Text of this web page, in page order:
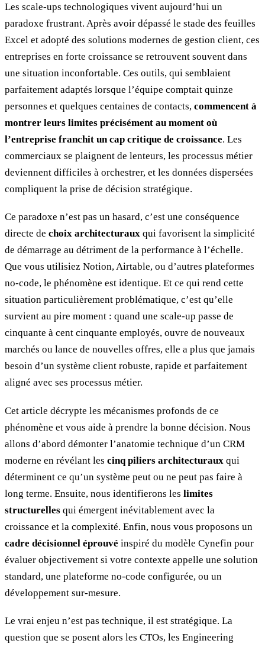
Les scale-ups technologiques vivent aujourd’hui un
paradoxe frustrant. Après avoir dépassé le stade des feuilles
Excel et adopté des solutions modernes de gestion client, ces
entreprises en forte croissance se retrouvent souvent dans
une situation inconfortable. Ces outils, qui semblaient
parfaitement adaptés lorsque l’équipe comptait quinze
personnes et quelques centaines de contacts, commencent à
montrer leurs limites précisément au moment où
l’entreprise franchit un cap critique de croissance. Les
commerciaux se plaignent de lenteurs, les processus métier
deviennent difficiles à orchestrer, et les données dispersées
compliquent la prise de décision stratégique.
Ce paradoxe n’est pas un hasard, c’est une conséquence
directe de choix architecturaux qui favorisent la simplicité
de démarrage au détriment de la performance à l’échelle.
Que vous utilisiez Notion, Airtable, ou d’autres plateformes
no-code, le phénomène est identique. Et ce qui rend cette
situation particulièrement problématique, c’est qu’elle
survient au pire moment : quand une scale-up passe de
cinquante à cent cinquante employés, ouvre de nouveaux
marchés ou lance de nouvelles offres, elle a plus que jamais
besoin d’un système client robuste, rapide et parfaitement
aligné avec ses processus métier.
Cet article décrypte les mécanismes profonds de ce
phénomène et vous aide à prendre la bonne décision. Nous
allons d’abord démonter l’anatomie technique d’un CRM
moderne en révélant les cinq piliers architecturaux qui
déterminent ce qu’un système peut ou ne peut pas faire à
long terme. Ensuite, nous identifierons les limites
structurelles qui émergent inévitablement avec la
croissance et la complexité. Enfin, nous vous proposons un
cadre décisionnel éprouvé inspiré du modèle Cynefin pour
évaluer objectivement si votre contexte appelle une solution
standard, une plateforme no-code configurée, ou un
développement sur-mesure.
Le vrai enjeu n’est pas technique, il est stratégique. La
question que se posent alors les CTOs, les Engineering